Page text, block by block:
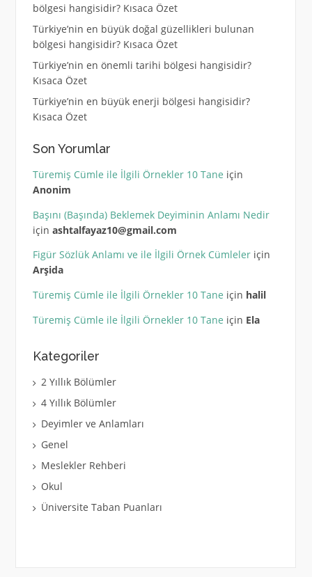
bölgesi hangisidir? Kısaca Özet
Türkiye’nin en büyük doğal güzellikleri bulunan
bölgesi hangisidir? Kısaca Özet
Türkiye’nin en önemli tarihi bölgesi hangisidir?
Kısaca Özet
Türkiye’nin en büyük enerji bölgesi hangisidir?
Kısaca Özet
Son Yorumlar
Türemiş Cümle ile İlgili Örnekler 10 Tane için
Anonim
Başını (Başında) Beklemek Deyiminin Anlamı Nedir
için ashtalfayaz10@gmail.com
Figür Sözlük Anlamı ve ile İlgili Örnek Cümleleriçin
Arşida
Türemiş Cümle ile İlgili Örnekler 10 Tane için halil
Türemiş Cümle ile İlgili Örnekler 10 Tane için Ela
Kategoriler
2 Yıllık Bölümler
4 Yıllık Bölümler
Deyimler ve Anlamları
Genel
Meslekler Rehberi
Okul
Üniversite Taban Puanları